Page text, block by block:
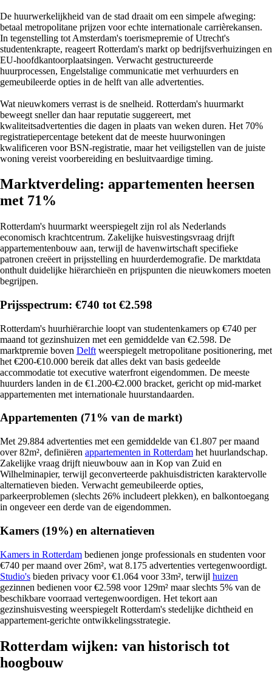
De huurwerkelijkheid van de stad draait om een simpele afweging:
betaal metropolitane prijzen voor echte internationale carrièrekansen.
In tegenstelling tot Amsterdam's toerismepremie of Utrecht's
studentenkrapte, reageert Rotterdam's markt op bedrijfsverhuizingen en
EU-hoofdkantoorplaatsingen. Verwacht gestructureerde
huurprocessen, Engelstalige communicatie met verhuurders en
gemeubileerde opties in de helft van alle advertenties.
Wat nieuwkomers verrast is de snelheid. Rotterdam's huurmarkt
beweegt sneller dan haar reputatie suggereert, met
kwaliteitsadvertenties die dagen in plaats van weken duren. Het 70%
registratiepercentage betekent dat de meeste huurwoningen
kwalificeren voor BSN-registratie, maar het veiligstellen van de juiste
woning vereist voorbereiding en besluitvaardige timing.
Marktverdeling: appartementen heersen
met 71%
Rotterdam's huurmarkt weerspiegelt zijn rol als Nederlands
economisch krachtcentrum. Zakelijke huisvestingsvraag drijft
appartementenbouw aan, terwijl de havenwirtschaft specifieke
patronen creëert in prijsstelling en huurderdemografie. De marktdata
onthult duidelijke hiërarchieën en prijspunten die nieuwkomers moeten
begrijpen.
Prijsspectrum: €740 tot €2.598
Rotterdam's huurhiërarchie loopt van studentenkamers op €740 per
maand tot gezinshuizen met een gemiddelde van €2.598. De
marktpremie boven Delft weerspiegelt metropolitane positionering, met
het €200-€10.000 bereik dat alles dekt van basis gedeelde
accommodatie tot executive waterfront eigendommen. De meeste
huurders landen in de €1.200-€2.000 bracket, gericht op mid-market
appartementen met internationale huurstandaarden.
Appartementen (71% van de markt)
Met 29.884 advertenties met een gemiddelde van €1.807 per maand
over 82m², definiëren appartementen in Rotterdam het huurlandschap.
Zakelijke vraag drijft nieuwbouw aan in Kop van Zuid en
Wilhelminapier, terwijl geconverteerde pakhuisdistricten karaktervolle
alternatieven bieden. Verwacht gemeubileerde opties,
parkeerproblemen (slechts 26% includeert plekken), en balkontoegang
in ongeveer een derde van de eigendommen.
Kamers (19%) en alternatieven
Kamers in Rotterdam bedienen jonge professionals en studenten voor
€740 per maand over 26m², wat 8.175 advertenties vertegenwoordigt.
Studio's bieden privacy voor €1.064 voor 33m², terwijl huizen
gezinnen bedienen voor €2.598 voor 129m² maar slechts 5% van de
beschikbare voorraad vertegenwoordigen. Het tekort aan
gezinshuisvesting weerspiegelt Rotterdam's stedelijke dichtheid en
appartement-gerichte ontwikkelingsstrategie.
Rotterdam wijken: van historisch tot
hoogbouw